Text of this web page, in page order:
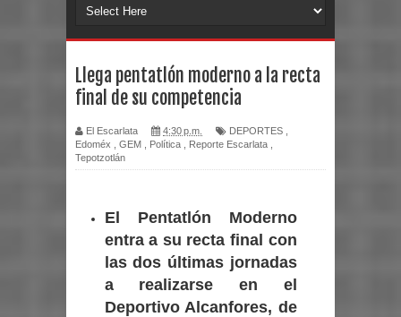
Llega pentatlón moderno a la recta
final de su competencia
El Escarlata 4:30 p.m. DEPORTES
Edoméx
GEM Política Reporte Escarlata
Tepotzotlán
El Pentatlón Moderno
entra a su recta final con
las dos últimas jornadas
a realizarse en el
Deportivo Alcanfores, de